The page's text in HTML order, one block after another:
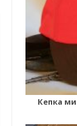
Кепка